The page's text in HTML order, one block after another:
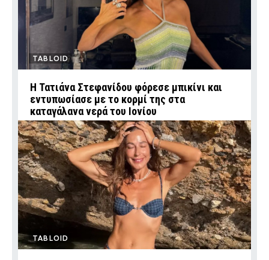
TABLOID
Η Τατιάνα Στεφανίδου φόρεσε μπικίνι και
εντυπωσίασε με το κορμί της στα
καταγάλανα νερά του Ιονίου
TABLOID